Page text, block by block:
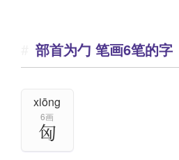
部首为勹 笔画6笔的字
xiōng
6画
匈